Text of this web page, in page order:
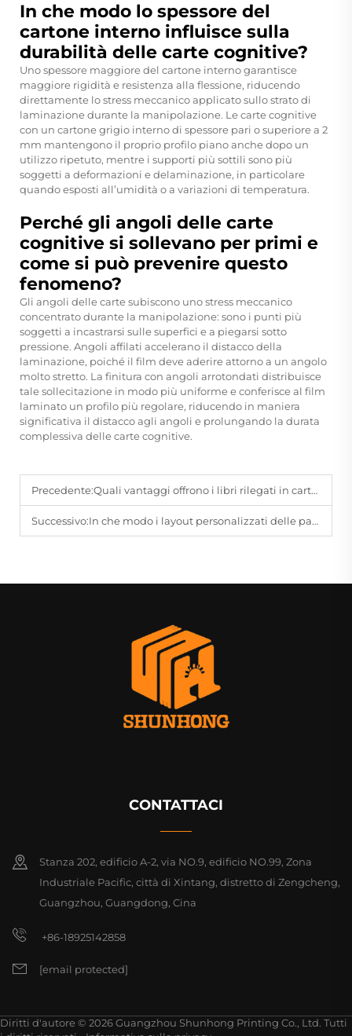
In che modo lo spessore del
cartone interno influisce sulla
durabilità delle carte cognitive?
Uno spessore maggiore del cartone interno garantisce
maggiore rigidità e resistenza alla flessione, riducendo
direttamente lo stress meccanico applicato sullo strato di
laminazione durante la manipolazione. Le carte cognitive
con un cartone grigio interno di spessore pari o superiore a 2
mm mantengono il proprio profilo piano anche dopo un
utilizzo ripetuto, mentre i supporti più sottili sono più
soggetti a deformazioni e delaminazione, in particolare
quando esposti all’umidità o a variazioni di temperatura.
Perché gli angoli delle carte
cognitive si sollevano per primi e
come si può prevenire questo
fenomeno?
Gli angoli delle carte subiscono uno stress meccanico
concentrato durante la manipolazione: sono i punti più
soggetti a incastrarsi sulle superfici e a piegarsi sotto
pressione. Angoli affilati accelerano il distacco della
laminazione, poiché il film deve aderire attorno a un angolo
molto stretto. La finitura con angoli arrotondati distribuisce
tale sollecitazione in modo più uniforme e conferisce al film
laminato un profilo più regolare, riducendo in maniera
significativa il distacco agli angoli e prolungando la durata
complessiva delle carte cognitive.
Precedente:Quali vantaggi offrono i libri rilegati in cartonato per edizioni speciali e presentazioni premium?
Successivo:In che modo i layout personalizzati delle pagine interne dei quaderni (rigati, a quadretti, bianchi) possono soddisfare scenari d'uso diversificati?
CONTATTACI
Stanza 202, edificio A-2, via NO.9, edificio NO.99, Zona
Industriale Pacific, città di Xintang, distretto di Zengcheng,
Guangzhou, Guangdong, Cina
+86-18925142858
[email protected]
Diritti d'autore © 2026 Guangzhou Shunhong Printing Co., Ltd. Tutti